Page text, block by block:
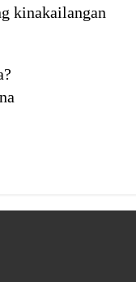
kinakailangan